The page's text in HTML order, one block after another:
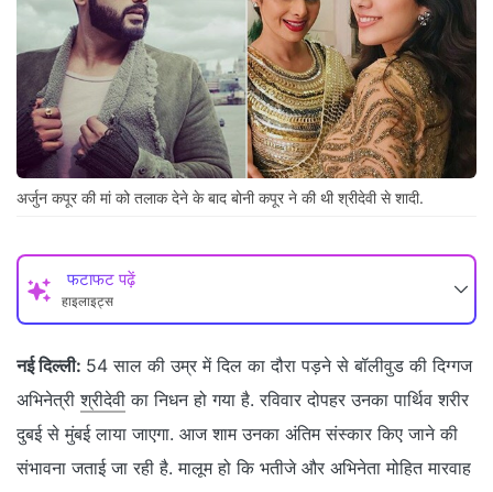
अर्जुन कपूर की मां को तलाक देने के बाद बोनी कपूर ने की थी श्रीदेवी से शादी.
फटाफट पढ़ें
हाइलाइट्स
नई दिल्ली: 54 साल की उम्र में दिल का दौरा पड़ने से बॉलीवुड की दिग्गज
अभिनेत्रीश्रीदेवी का निधन हो गया है. रविवार दोपहर उनका पार्थिव शरीर
दुबई से मुंबई लाया जाएगा. आज शाम उनका अंतिम संस्कार किए जाने की
संभावना जताई जा रही है. मालूम हो कि भतीजे और अभिनेता मोहित मारवाह